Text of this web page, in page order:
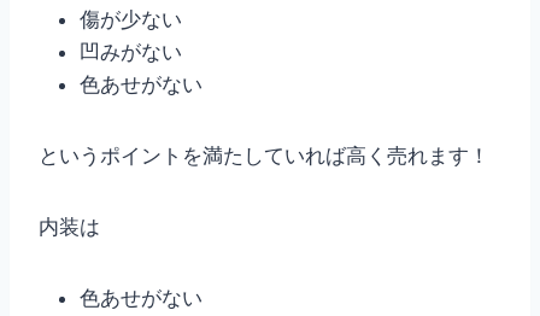
傷が少ない
凹みがない
色あせがない
というポイントを満たしていれば高く売れます！
内装は
色あせがない